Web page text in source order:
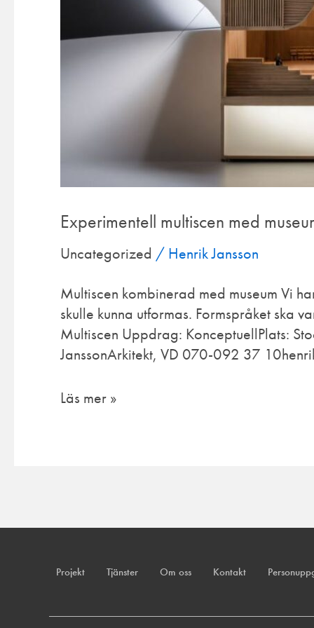
Experimentell multiscen med
Uncategorized / Henrik Jansson
Multiscen kombinerad med museum Vi
skulle kunna utformas. Formspråket ska
Multiscen Uppdrag: KonceptuellPlats:
JanssonArkitekt, VD 070-092 37
Läs mer »
Projekt Tjänster Om oss Kontakt